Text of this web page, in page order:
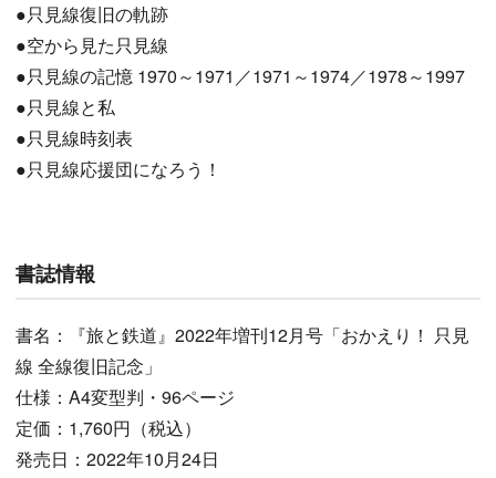
●只見線復旧の軌跡
●空から見た只見線
●只見線の記憶 1970～1971／1971～1974／1978～1997
●只見線と私
●只見線時刻表
●只見線応援団になろう！
書誌情報
書名：『旅と鉄道』2022年増刊12月号「おかえり！ 只見
線 全線復旧記念」
仕様：A4変型判・96ページ
定価：1,760円（税込）
発売日：2022年10月24日